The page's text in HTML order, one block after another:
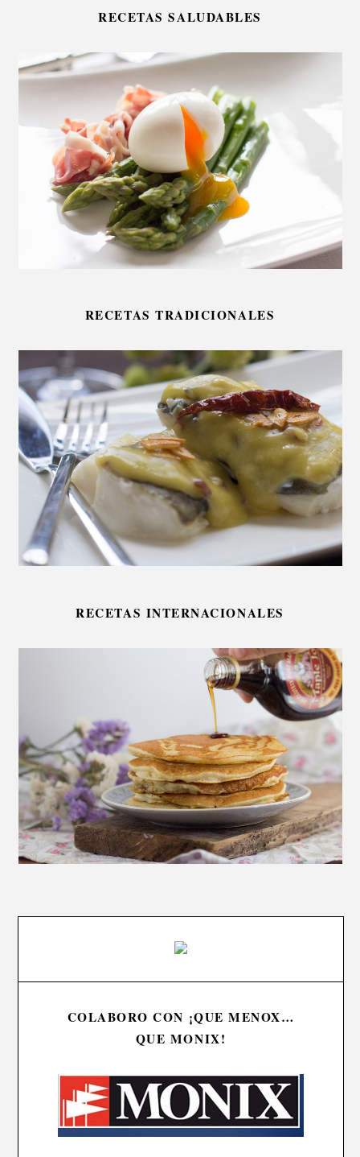
RECETAS SALUDABLES
RECETAS TRADICIONALES
RECETAS INTERNACIONALES
COLABORO CON ¡QUE MENOX…
QUE MONIX!